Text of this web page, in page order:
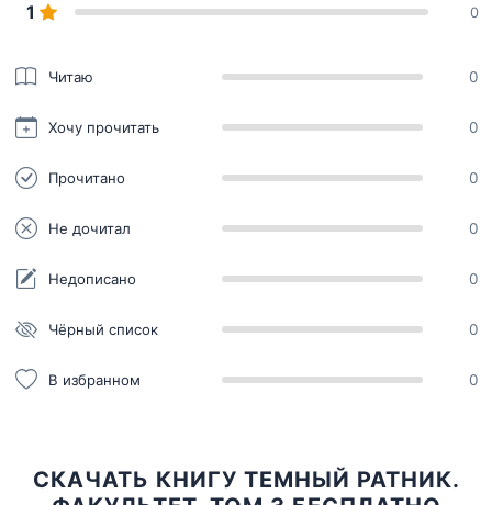
1 0
Читаю 0
Хочу прочитать 0
Прочитано 0
Не дочитал 0
Недописано 0
Чёрный список 0
В избранном 0
СКАЧАТЬ КНИГУ ТЕМНЫЙ РАТНИК.